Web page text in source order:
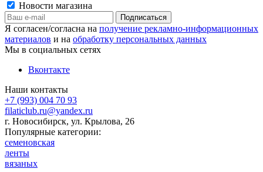
Новости магазина
Я согласен/согласна на получение рекламно-информационных
материалов и на обработку персональных данных
Мы в социальных сетях
Вконтакте
Наши контакты
+7 (993) 004 70 93
filaticlub.ru@yandex.ru
г. Новосибирск, ул. Крылова, 26
Популярные категории:
семеновская
ленты
вязаных